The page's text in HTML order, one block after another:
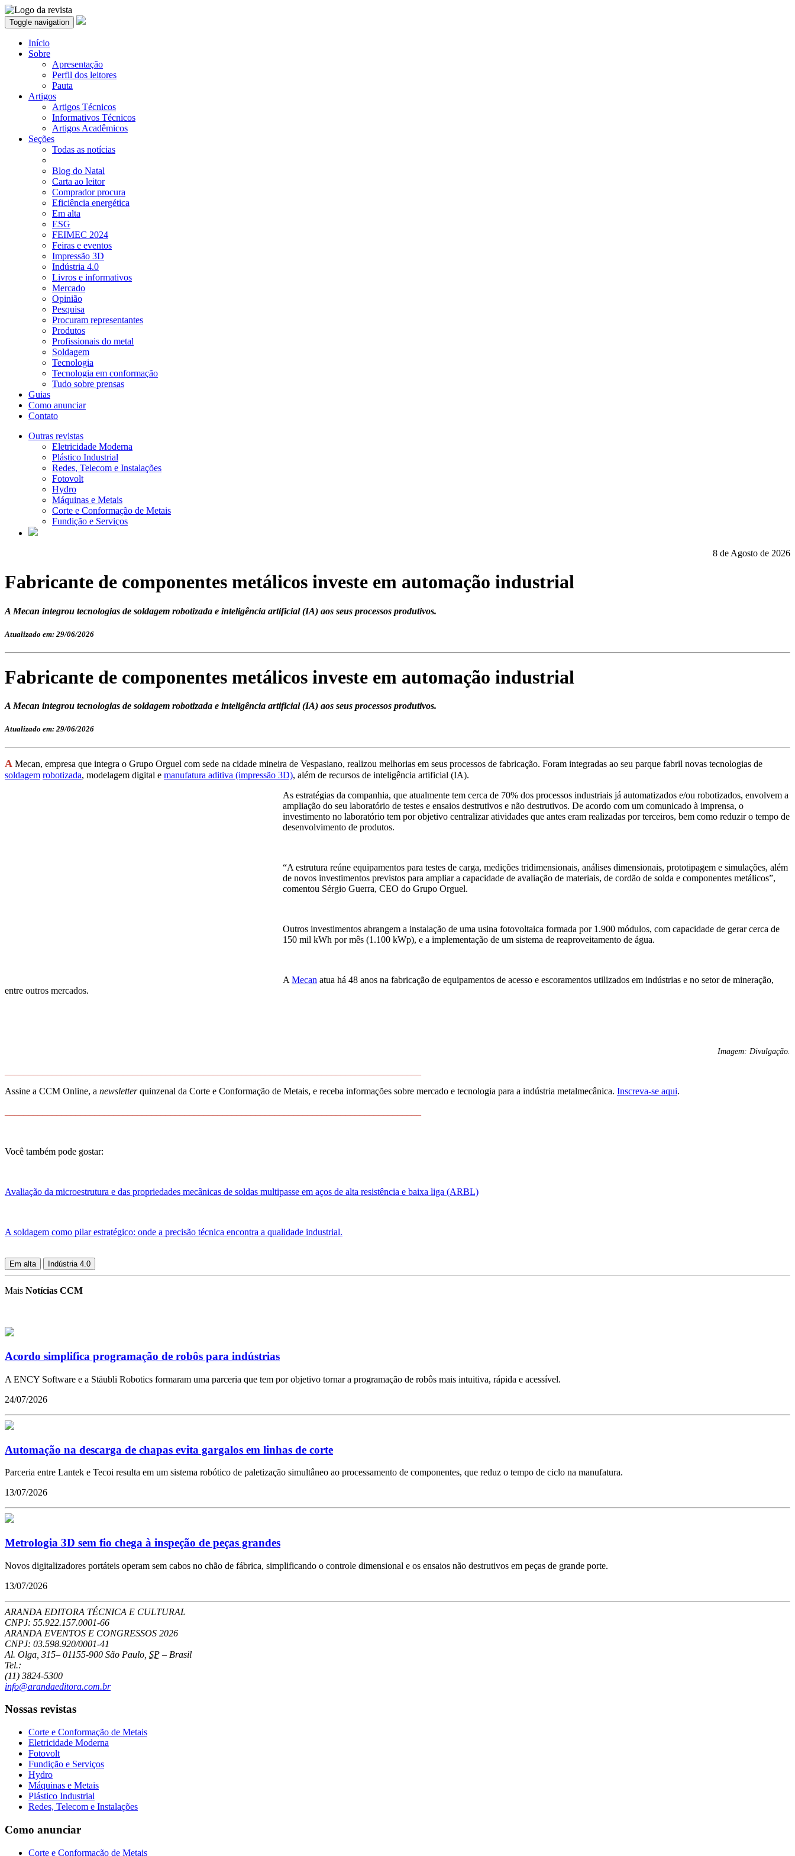
Toggle navigation
Início
Sobre
Apresentação
Perfil dos leitores
Pauta
Artigos
Artigos Técnicos
Informativos Técnicos
Artigos Acadêmicos
Seções
Todas as notícias
Blog do Natal
Carta ao leitor
Comprador procura
Eficiência energética
Em alta
ESG
FEIMEC 2024
Feiras e eventos
Impressão 3D
Indústria 4.0
Livros e informativos
Mercado
Opinião
Pesquisa
Procuram representantes
Produtos
Profissionais do metal
Soldagem
Tecnologia
Tecnologia em conformação
Tudo sobre prensas
Guias
Como anunciar
Contato
Outras revistas
Eletricidade Moderna
Plástico Industrial
Redes, Telecom e Instalações
Fotovolt
Hydro
Máquinas e Metais
Corte e Conformação de Metais
Fundição e Serviços
8 de Agosto de 2026
Fabricante de componentes metálicos investe em automação industrial
A Mecan integrou tecnologias de soldagem robotizada e inteligência artificial (IA) aos seus processos produtivos.
Atualizado em: 29/06/2026
Fabricante de componentes metálicos investe em automação industrial
A Mecan integrou tecnologias de soldagem robotizada e inteligência artificial (IA) aos seus processos produtivos.
Atualizado em: 29/06/2026
A Mecan, empresa que integra o Grupo Orguel com sede na cidade mineira de Vespasiano, realizou melhorias em seus processos de fabricação. Foram integradas ao seu parque fabril novas tecnologias de
soldagem robotizada, modelagem digital e manufatura aditiva (impressão 3D), além de recursos de inteligência artificial (IA).
As estratégias da companhia, que atualmente tem cerca de 70% dos processos industriais já automatizados e/ou robotizados, envolvem a
ampliação do seu laboratório de testes e ensaios destrutivos e não destrutivos. De acordo com um comunicado à imprensa, o
investimento no laboratório tem por objetivo centralizar atividades que antes eram realizadas por terceiros, bem como reduzir o tempo de
desenvolvimento de produtos.
“A estrutura reúne equipamentos para testes de carga, medições tridimensionais, análises dimensionais, prototipagem e simulações, além
de novos investimentos previstos para ampliar a capacidade de avaliação de materiais, de cordão de solda e componentes metálicos”,
comentou Sérgio Guerra, CEO do Grupo Orguel.
Outros investimentos abrangem a instalação de uma usina fotovoltaica formada por 1.900 módulos, com capacidade de gerar cerca de
150 mil kWh por mês (1.100 kWp), e a implementação de um sistema de reaproveitamento de água.
AMecan atua há 48 anos na fabricação de equipamentos de acesso e escoramentos utilizados em indústrias e no setor de mineração,
entre outros mercados.
Imagem: Divulgação.
Assine a CCM Online, a newsletterquinzenal da Corte e Conformação de Metais, e receba informações sobre mercado e tecnologia para a indústria metalmecânica. Inscreva-se aqui.
Você também pode gostar:
Avaliação da microestrutura e das propriedades mecânicas de soldas multipasse em aços de alta resistência e baixa liga (ARBL)
A soldagem como pilar estratégico: onde a precisão técnica encontra a qualidade industrial.
Em alta Indústria 4.0
Mais Notícias CCM
Acordo simplifica programação de robôs para indústrias
A ENCY Software e a Stäubli Robotics formaram uma parceria que tem por objetivo tornar a programação de robôs mais intuitiva, rápida e acessível.
24/07/2026
Automação na descarga de chapas evita gargalos em linhas de corte
Parceria entre Lantek e Tecoi resulta em um sistema robótico de paletização simultâneo ao processamento de componentes, que reduz o tempo de ciclo na manufatura.
13/07/2026
Metrologia 3D sem fio chega à inspeção de peças grandes
Novos digitalizadores portáteis operam sem cabos no chão de fábrica, simplificando o controle dimensional e os ensaios não destrutivos em peças de grande porte.
13/07/2026
ARANDA EDITORA TÉCNICA E CULTURAL
CNPJ: 55.922.157.0001-66
ARANDA EVENTOS E CONGRESSOS 2026
CNPJ: 03.598.920/0001-41
Al. Olga, 315– 01155-900 São Paulo SP – Brasil
Tel.:
(11) 3824-5300
info@arandaeditora.com.br
Nossas revistas
Corte e Conformação de Metais
Eletricidade Moderna
Fotovolt
Fundição e Serviços
Hydro
Máquinas e Metais
Plástico Industrial
Redes, Telecom e Instalações
Como anunciar
Corte e Conformação de Metais